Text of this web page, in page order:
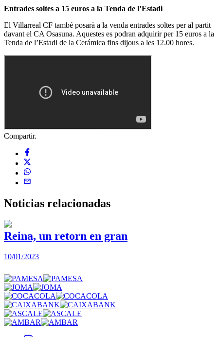
Entrades soltes a 15 euros a la Tenda de l’Estadi
El Villarreal CF també posarà a la venda entrades soltes per al partit
davant el CA Osasuna. Aquestes es podran adquirir per 15 euros a la
Tenda de l’Estadi de la Cerámica fins dijous a les 12.00 hores.
Compartir.
Noticias relacionadas
Reina, un retorn en gran
10/01/2023